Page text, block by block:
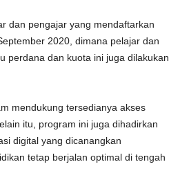
dan pengajar yang mendaftarkan
2020, dimana pelajar dan
perdana dan kuota ini juga dilakukan
mendukung tersedianya akses
itu, program ini juga dihadirkan
digital yang dicanangkan
tetap berjalan optimal di tengah